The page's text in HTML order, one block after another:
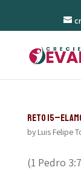
Reto 15–El
by Luis Felipe
(1 Pedro